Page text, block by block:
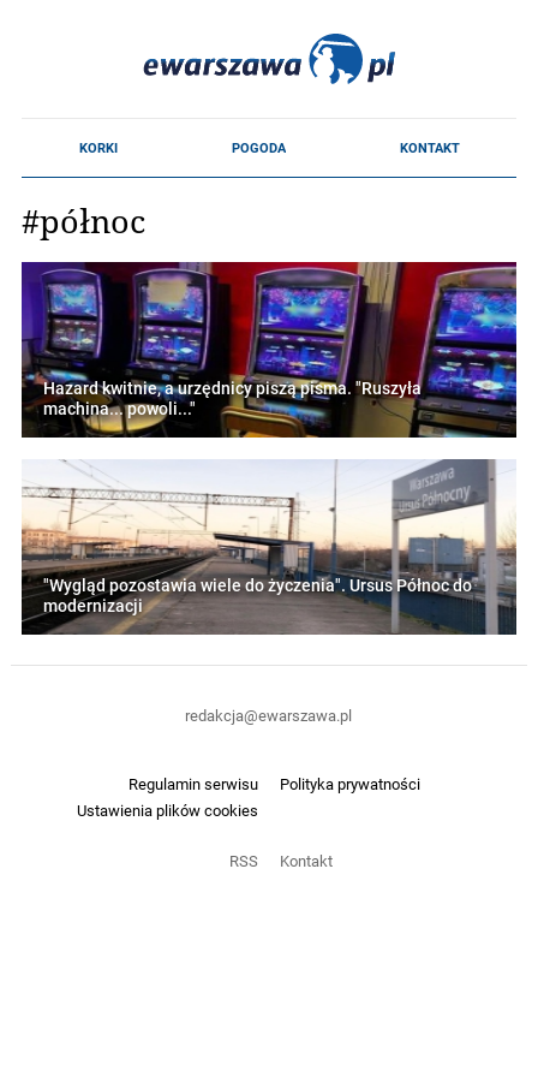
#północ
Hazard kwitnie, a urzędnicy piszą pisma. "Ruszyła
machina... powoli..."
"Wygląd pozostawia wiele do życzenia". Ursus Północ do
modernizacji
Regulamin serwisu
Polityka prywatności
Ustawienia plików cookies
RSS Kontakt
redakcja@ewarszawa.pl